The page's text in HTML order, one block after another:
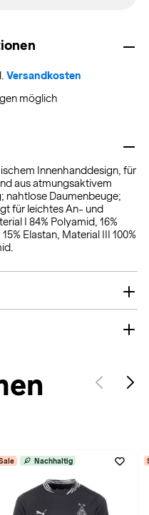
Versandkosten
möglich
Innenhanddesign, für
aus atmungsaktivem
nahtlose Daumenbeuge;
für leichtes An- und
I 84% Polyamid, 16%
Elastan, Material III 100%
Nachhaltig